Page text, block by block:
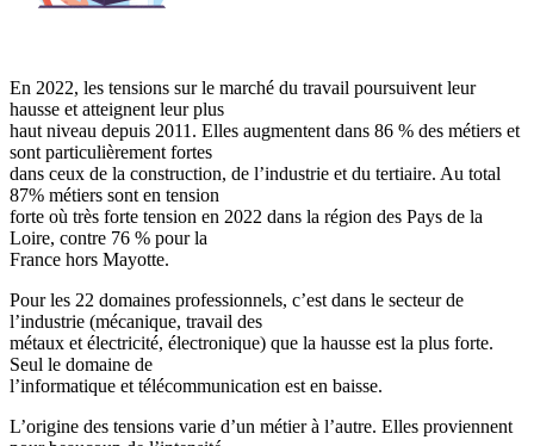
En 2022, les tensions sur le marché du travail poursuivent leur
hausse et atteignent leur plus
haut niveau depuis 2011. Elles augmentent dans 86 % des métiers et
sont particulièrement fortes
dans ceux de la construction, de l’industrie et du tertiaire. Au total
87% métiers sont en tension
forte où très forte tension en 2022 dans la région des Pays de la
Loire, contre 76 % pour la
France hors Mayotte.
Pour les 22 domaines professionnels, c’est dans le secteur de
l’industrie (mécanique, travail des
métaux et électricité, électronique) que la hausse est la plus forte.
Seul le domaine de
l’informatique et télécommunication est en baisse.
L’origine des tensions varie d’un métier à l’autre. Elles proviennent